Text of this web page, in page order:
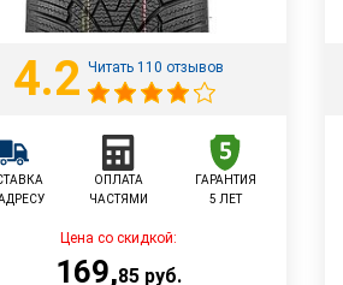
4.2 Читать 110 отзывов
ОПЛАТА
ЧАСТЯМИ
ГАРАНТИЯ
5 ЛЕТ
Цена со скидкой:
169,85руб.